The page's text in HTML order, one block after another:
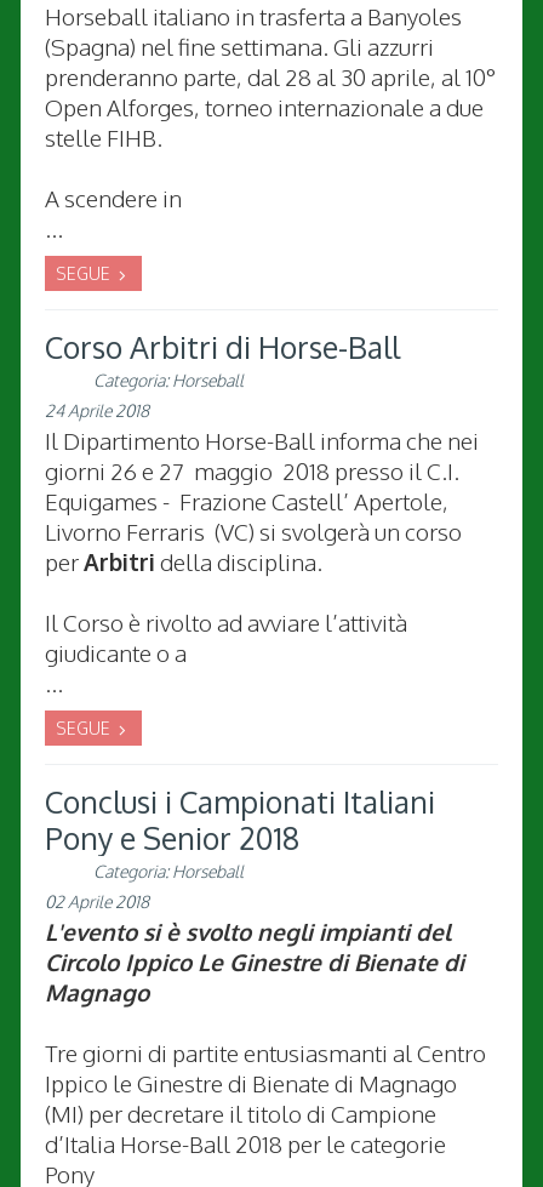
Horseball italiano in trasferta a Banyoles
(Spagna) nel fine settimana. Gli azzurri
prenderanno parte, dal 28 al 30 aprile, al 10°
Open Alforges, torneo internazionale a due
stelle FIHB.
A scendere in
...
SEGUE
Corso Arbitri di Horse-Ball
Categoria:Horseball
24 Aprile 2018
Il Dipartimento Horse-Ball informa che nei
giorni 26 e 27 maggio 2018 presso il C.I.
Equigames - Frazione Castell’ Apertole,
Livorno Ferraris (VC) si svolgerà un corso
perArbitri della disciplina.
Il Corso è rivolto ad avviare l’attività
giudicante o a
...
SEGUE
Conclusi i Campionati Italiani
Pony e Senior 2018
Categoria:Horseball
02 Aprile 2018
L'evento si è svolto negli impianti del
Circolo Ippico Le Ginestre di Bienate di
Magnago
Tre giorni di partite entusiasmanti al Centro
Ippico le Ginestre di Bienate di Magnago
(MI) per decretare il titolo di Campione
d’Italia Horse-Ball 2018 per le categorie
Pony